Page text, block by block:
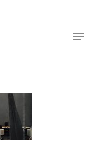
Menu